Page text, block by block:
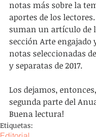
notas más sobre la
aportes de los
suman un artículo de
sección Arte
notas seleccionadas
y separatas de 2017.
Los dejamos,
segunda parte del
Buena lectura!
Etiquetas: